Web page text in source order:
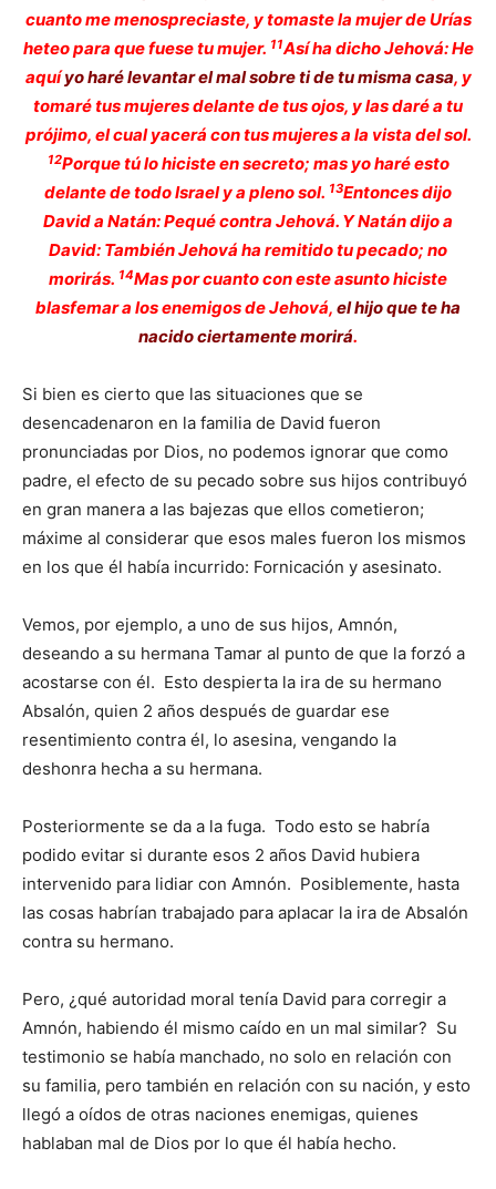
cuanto me menospreciaste, y tomaste la mujer de Urías
heteo para que fuese tu mujer. 11Así ha dicho Jehová: He
aquíyo haré levantar el mal sobre ti de tu misma casa, y
tomaré tus mujeres delante de tus ojos, y las daré a tu
prójimo, el cual yacerá con tus mujeres a la vista del sol.
12Porque tú lo hiciste en secreto; mas yo haré esto
delante de todo Israel y a pleno sol. 13Entonces dijo
David a Natán: Pequé contra Jehová. Y Natán dijo a
David: También Jehová ha remitido tu pecado; no
morirás. 14Mas por cuanto con este asunto hiciste
blasfemar a los enemigos de Jehová, el hijo que te ha
nacido ciertamente morirá.
Si bien es cierto que las situaciones que se
desencadenaron en la familia de David fueron
pronunciadas por Dios, no podemos ignorar que como
padre, el efecto de su pecado sobre sus hijos contribuyó
en gran manera a las bajezas que ellos cometieron;
máxime al considerar que esos males fueron los mismos
en los que él había incurrido: Fornicación y asesinato.
Vemos, por ejemplo, a uno de sus hijos, Amnón,
deseando a su hermana Tamar al punto de que la forzó a
acostarse con él. Esto despierta la ira de su hermano
Absalón, quien 2 años después de guardar ese
resentimiento contra él, lo asesina, vengando la
deshonra hecha a su hermana.
Posteriormente se da a la fuga. Todo esto se habría
podido evitar si durante esos 2 años David hubiera
intervenido para lidiar con Amnón. Posiblemente, hasta
las cosas habrían trabajado para aplacar la ira de Absalón
contra su hermano.
Pero, ¿qué autoridad moral tenía David para corregir a
Amnón, habiendo él mismo caído en un mal similar? Su
testimonio se había manchado, no solo en relación con
su familia, pero también en relación con su nación, y esto
llegó a oídos de otras naciones enemigas, quienes
hablaban mal de Dios por lo que él había hecho.